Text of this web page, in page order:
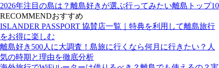
2026年注目の島は？離島好きが選ぶ行ってみたい離島トップ10
RECOMMENDおすすめ
ISLANDER PASSPORT 協賛店一覧｜特典を利用して離島旅行
をお得に楽しむ
離島好き500人に大調査！島旅に行くなら何月に行きたい？人
気の時期と理由を徹底分析